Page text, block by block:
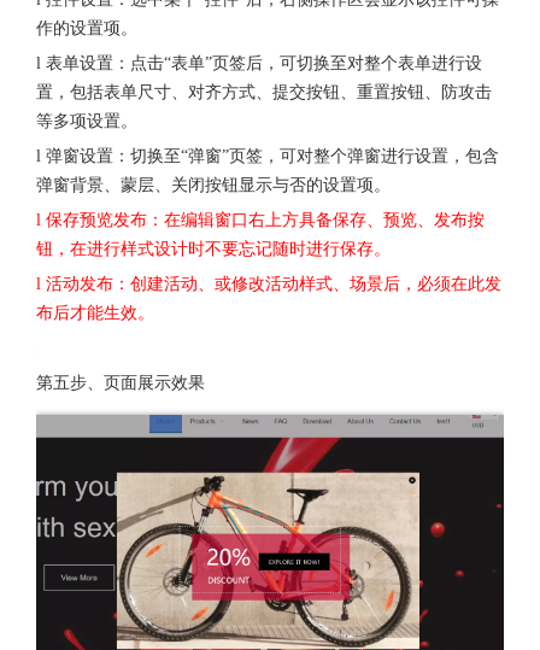
作的设置项。
l 表单设置：点击“表单”页签后，可切换至对整个表单进行设
置，包括表单尺寸、对齐方式、提交按钮、重置按钮、防攻击
等多项设置。
l 弹窗设置：切换至“弹窗”页签，可对整个弹窗进行设置，包含
弹窗背景、蒙层、关闭按钮显示与否的设置项。
l 保存预览发布：在编辑窗口右上方具备保存、预览、发布按
钮，在进行样式设计时不要忘记随时进行保存。
l 活动发布：创建活动、或修改活动样式、场景后，必须在此发
布后才能生效。
第五步、页面展示效果